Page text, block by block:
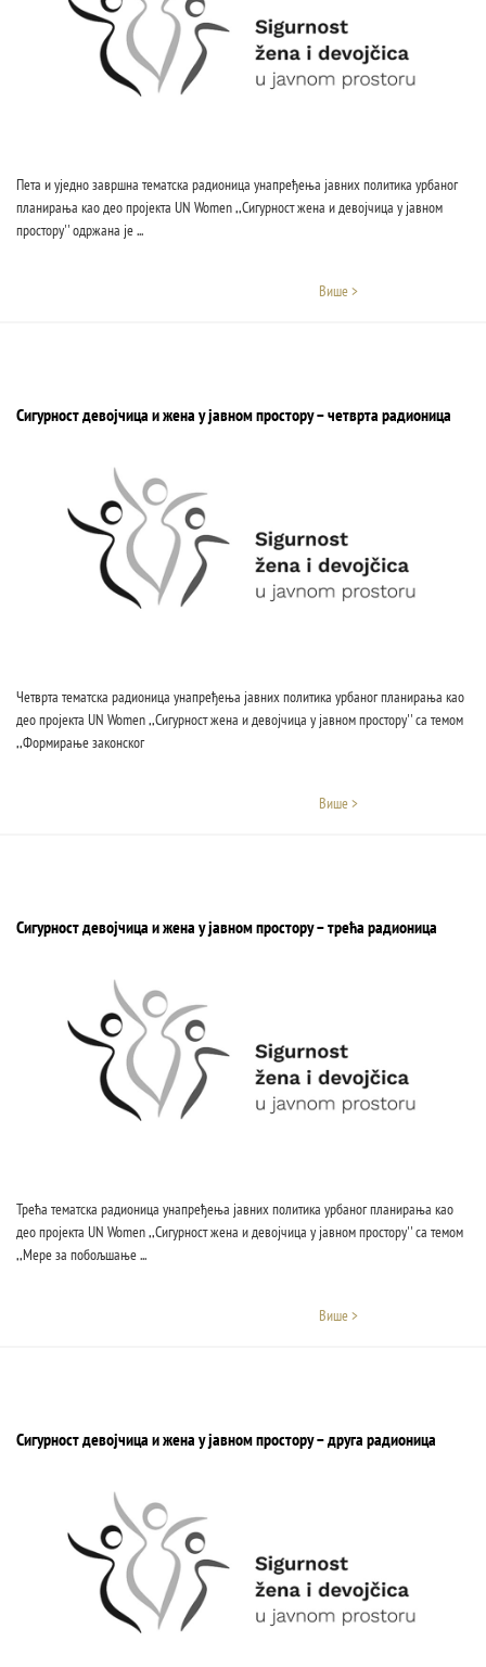
Пета и уједно завршна тематска радионица унапређења јавних политика урбаног
планирања као део пројекта UN Women ,,Сигурност жена и девојчица у јавном
простору'' одржана је ...
Више >
Сигурност девојчица и жена у јавном простору – четврта радионица
Четврта тематска радионица унапређења јавних политика урбаног планирања као
део пројекта UN Women ,,Сигурност жена и девојчица у јавном простору'' са темом
,,Формирање законског
Више >
Сигурност девојчица и жена у јавном простору – трећа радионица
Трећа тематска радионица унапређења јавних политика урбаног планирања као
део пројекта UN Women ,,Сигурност жена и девојчица у јавном простору'' са темом
,,Мере за побољшање ...
Више >
Сигурност девојчица и жена у јавном простору – друга радионица